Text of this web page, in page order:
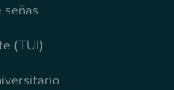
señas
(TUI)